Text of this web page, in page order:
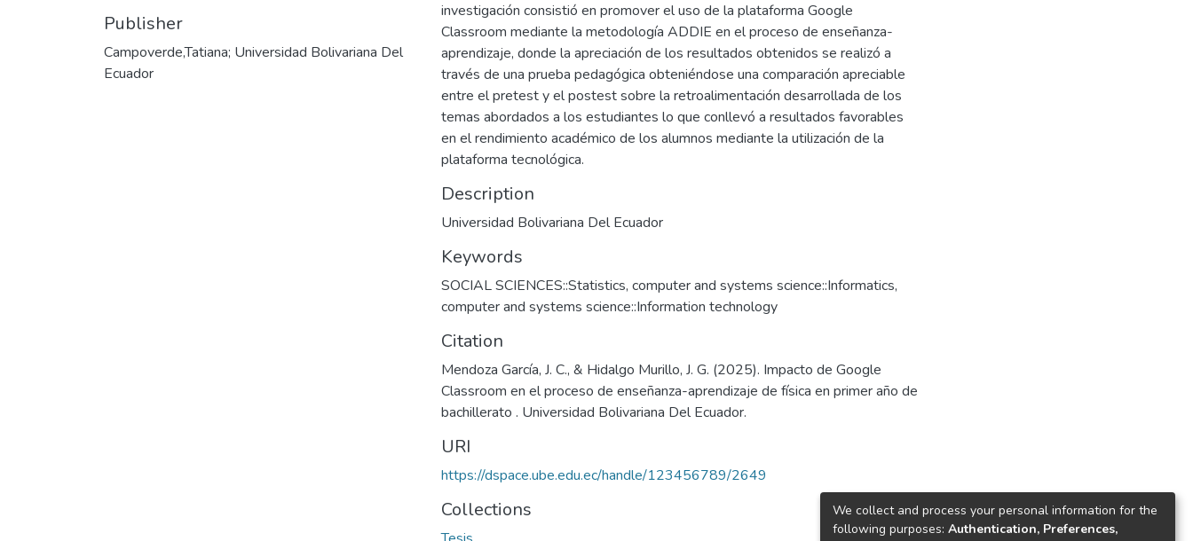
Publisher
Campoverde,Tatiana; Universidad Bolivariana Del
Ecuador
investigación consistió en promover el uso de la plataforma Google
Classroom mediante la metodología ADDIE en el proceso de enseñanza-
aprendizaje, donde la apreciación de los resultados obtenidos se realizó a
través de una prueba pedagógica obteniéndose una comparación apreciable
entre el pretest y el postest sobre la retroalimentación desarrollada de los
temas abordados a los estudiantes lo que conllevó a resultados favorables
en el rendimiento académico de los alumnos mediante la utilización de la
plataforma tecnológica.
Description
Universidad Bolivariana Del Ecuador
Keywords
SOCIAL SCIENCES::Statistics, computer and systems science::Informatics,
computer and systems science::Information technology
Citation
Mendoza García, J. C., & Hidalgo Murillo, J. G. (2025). Impacto de Google
Classroom en el proceso de enseñanza-aprendizaje de física en primer año de
bachillerato . Universidad Bolivariana Del Ecuador.
URI
https://dspace.ube.edu.ec/handle/123456789/2649
Collections
We collect and process your personal information for the
following purposes: Authentication, Preferences,